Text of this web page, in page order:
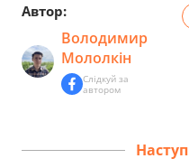
Автор:
Володимир
Мололкін
Слідкуй за
автором